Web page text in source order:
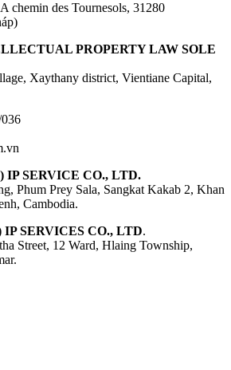
chemin des Tournesols, 31280
PROPERTY LAW SOLE
Xaythany district, Vientiane Capital,
IP SERVICE CO., LTD.
Phum Prey Sala, Sangkat Kakab 2, Khan
Cambodia.
SERVICES CO., LTD.
Street, 12 Ward, Hlaing Township,